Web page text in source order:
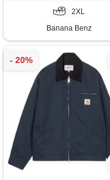
2XL
Banana Benz